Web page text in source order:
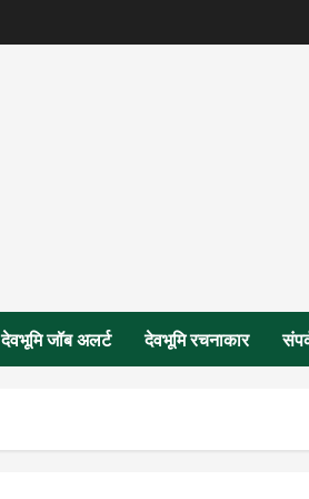
देवभूमि जॉब अलर्ट देवभूमि रचनाकार